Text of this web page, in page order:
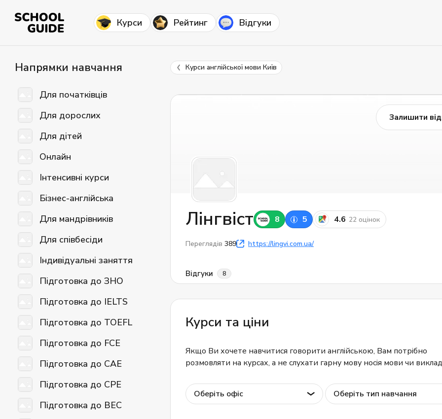
Курси Рейтинг Відгуки
Напрямки навчання
Для початківців
Для дорослих
Для дітей
Онлайн
Інтенсивні курси
Бізнес-англійська
Для мандрівників
Для співбесіди
Індивідуальні заняття
Підготовка до ЗНО
Підготовка до IELTS
Підготовка до TOEFL
Підготовка до FCE
Підготовка до CAE
Підготовка до CPE
Підготовка до BEC
Курси англійської мови Київ
Залишити
Лінгвіст 8 5 4.6 22 оцінок
Переглядів 389 https://lingvi.com.ua/
Відгуки 8
Курси та ціни
Якщо Ви хочете навчитися говорити англійською, Вам потрібно
розмовляти на курсах, а не слухати гарну мову носія мови чи
Оберіть офіс Оберіть тип навчання